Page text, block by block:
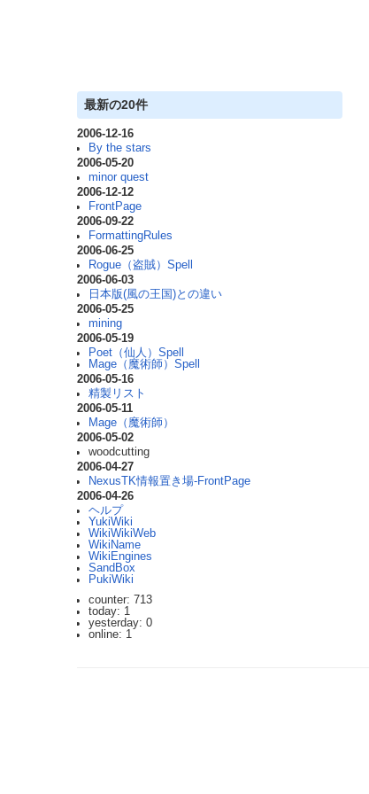
最新の20件
2006-12-16
By the stars
2006-05-20
minor quest
2006-12-12
FrontPage
2006-09-22
FormattingRules
2006-06-25
Rogue（盗賊）Spell
2006-06-03
日本版(風の王国)との違い
2006-05-25
mining
2006-05-19
Poet（仙人）Spell
Mage（魔術師）Spell
2006-05-16
精製リスト
2006-05-11
Mage（魔術師）
2006-05-02
woodcutting
2006-04-27
NexusTK情報置き場-FrontPage
2006-04-26
ヘルプ
YukiWiki
WikiWikiWeb
WikiName
WikiEngines
SandBox
PukiWiki
counter: 713
today: 1
yesterday: 0
online: 1